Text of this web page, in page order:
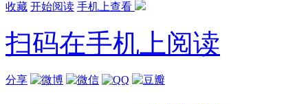
收藏 开始阅读 手机上查看
扫码在手机上阅读
分享